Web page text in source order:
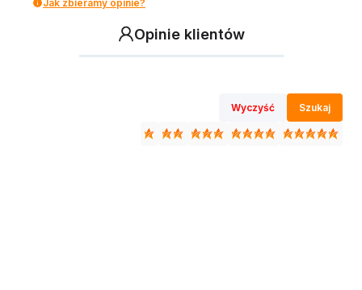
Jak zbieramy opinie?
Opinie klientów
Wyczyść Szukaj